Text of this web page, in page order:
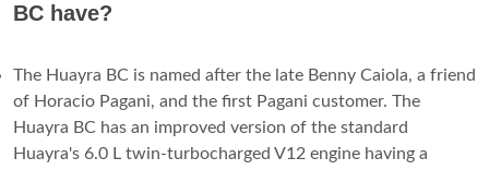
BC have?
The Huayra BC is named after the late Benny Caiola, a friend
of Horacio Pagani, and the first Pagani customer. The
Huayra BC has an improved version of the standard
Huayra's 6.0 L twin-turbocharged V12 engine having a